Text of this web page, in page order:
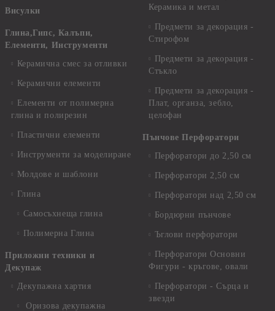
Висулки
Глина,Гипс, Калъпи,
Елементи, Инструменти
Керамична смес за отливки
Керамични елементи
Елементи от полимерна
глина и полирезин
Пластични елементи
Инструменти за моделиране
Молдове и шаблони
Глина
Самосъхнеща глина
Полимерна Глина
Приложни техники и
Декупаж
Декупажна хартия
Оризова декупажна
Керамика и метал
Предмети за декорация -
Стирофом
Предмети за декорация -
Стъкло
Предмети за декорация -
Плат, органза, зебло,
целофан
Пънчове Перфоратори
Перфоратори до 2,50 см
Перфоратори 2,50 см
Перфоратори над 2,50 см
Бордюрни пънчове
Ъглови перфоратори
Перфоратори Основни
Фигури - кръгове, овали
Перфоратори - Сърца и
звезди